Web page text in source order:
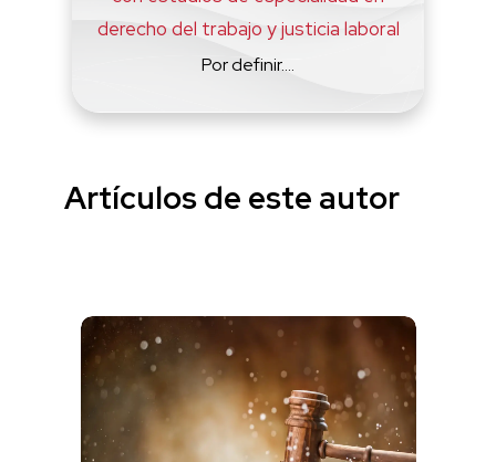
derecho del trabajo y justicia laboral
Por definir....
Artículos de este autor